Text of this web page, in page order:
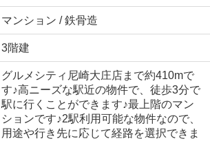
マンション / 鉄骨造
3階建
グルメシティ尼崎大庄店まで約410mで
す♪高ニーズな駅近の物件で、徒歩3分で
駅に行くことができます♪最上階のマン
ションです♪2駅利用可能な物件なので、
用途や行き先に応じて経路を選択できま